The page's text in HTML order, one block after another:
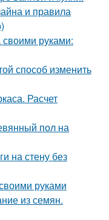
и правила
руками:
способ изменить
Расчет
пол на
на стену без
руками
из семян.